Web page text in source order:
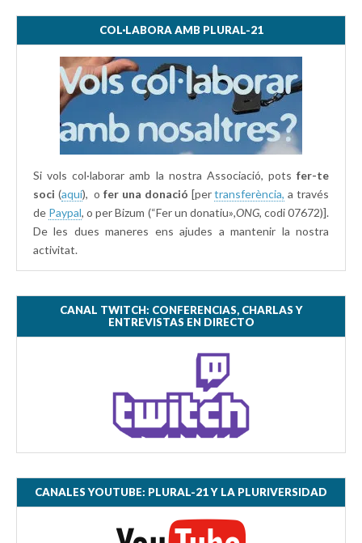
COL·LABORA AMB PLURAL-21
Si vols col·laborar amb la nostra Associació, pots fer-te
soci (aquí), ofer una donació [pertransferència, a través
de Paypal, o per Bizum (“Fer un donatiu»,ONG, codi 07672)].
De les dues maneres ens ajudes a mantenir la nostra
activitat.
CANAL TWITCH: CONFERENCIAS, CHARLAS Y
ENTREVISTAS EN DIRECTO
CANALES YOUTUBE: PLURAL-21 Y LA PLURIVERSIDAD